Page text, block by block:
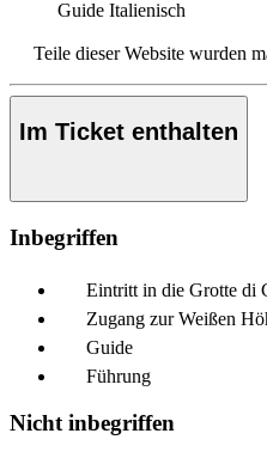
Guide Italienisch
Teile dieser Website wurden
Im Ticket enthalten
Inbegriffen
Eintritt in die Grotte di
Zugang zur Weißen
Guide
Führung
Nicht inbegriffen